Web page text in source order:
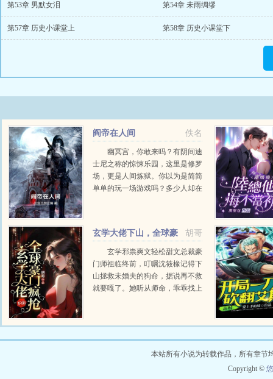
第53章 男默女泪 第54章 未雨绸缪
第57章 历史小课堂上 第58章 历史小课堂下
佚名
阎帝在人间
幽冥宫，你敢来吗？有阴间迪
士尼之称的惊悚乐园，这里是修罗
场，更是人间炼狱。你以为是简简
单单的玩一场游戏吗？多少人却在
说起...
胡哥
玄学大佬下山，全球豪
门疯抢玄学邪祟爽文轻松甜文总裁豪
门师祖临终前，叮嘱沈筱椽记得下
山拯救未婚夫的狗命，据说再不救
就要嘎了。她听从师命，乖乖找上
本站所有小说为转载作品，所有章节
Copyright ©